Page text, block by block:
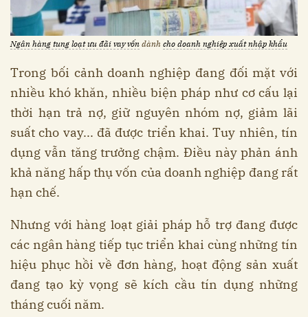
Ngân hàng tung loạt ưu đãi vay vốn dành cho doanh nghiệp xuất nhập khẩu
Trong bối cảnh doanh nghiệp đang đối mặt với
nhiều khó khăn, nhiều biện pháp như cơ cấu lại
thời hạn trả nợ, giữ nguyên nhóm nợ, giảm lãi
suất cho vay... đã được triển khai. Tuy nhiên, tín
dụng vẫn tăng trưởng chậm. Điều này phản ánh
khả năng hấp thụ vốn của doanh nghiệp đang rất
hạn chế.
Nhưng với hàng loạt giải pháp hỗ trợ đang được
các ngân hàng tiếp tục triển khai cùng những tín
hiệu phục hồi về đơn hàng, hoạt động sản xuất
đang tạo kỳ vọng sẽ kích cầu tín dụng những
tháng cuối năm.